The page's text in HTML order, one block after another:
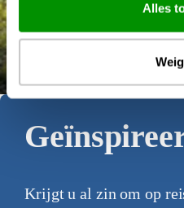
Alles
Déanne
Krijgt u al zin om op